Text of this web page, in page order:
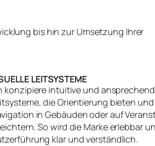
bis hin zur Umsetzung Ihrer
LEITSYSTEME
konzipiere intuitive und
die Orientierung bieten
in Gebäuden oder auf
So wird die Marke erlebbar
klar und verständlich.